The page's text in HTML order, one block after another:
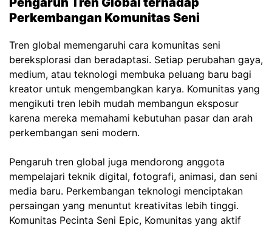
Perkembangan Komunitas Seni
Tren global memengaruhi cara komunitas seni
bereksplorasi dan beradaptasi. Setiap perubahan gaya,
medium, atau teknologi membuka peluang baru bagi
kreator untuk mengembangkan karya. Komunitas yang
mengikuti tren lebih mudah membangun eksposur
karena mereka memahami kebutuhan pasar dan arah
perkembangan seni modern.
Pengaruh tren global juga mendorong anggota
mempelajari teknik digital, fotografi, animasi, dan seni
media baru. Perkembangan teknologi menciptakan
persaingan yang menuntut kreativitas lebih tinggi.
Komunitas Pecinta Seni Epic, Komunitas yang aktif